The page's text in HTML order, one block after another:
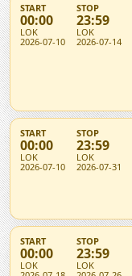
START
00:00
LOK
2026-07-10
STOP
23:59
LOK
2026-07-14
START
00:00
LOK
2026-07-10
STOP
23:59
LOK
2026-07-31
START
00:00
LOK
STOP
23:59
LOK